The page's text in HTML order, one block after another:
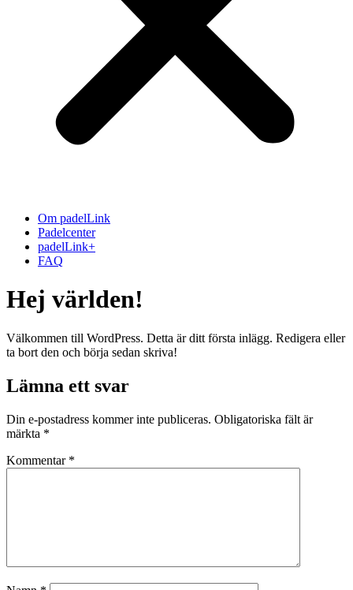
Om padelLink
Padelcenter
padelLink+
FAQ
Hej världen!
Välkommen till WordPress. Detta är ditt första inlägg. Redigera eller
ta bort den och börja sedan skriva!
Lämna ett svar
Din e-postadress kommer inte publiceras. Obligatoriska fält är
märkta *
Kommentar *